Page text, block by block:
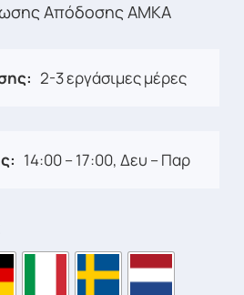
Απόδοσης ΑΜΚΑ
2-3 εργάσιμες μέρες
14:00 – 17:00, Δευ – Παρ